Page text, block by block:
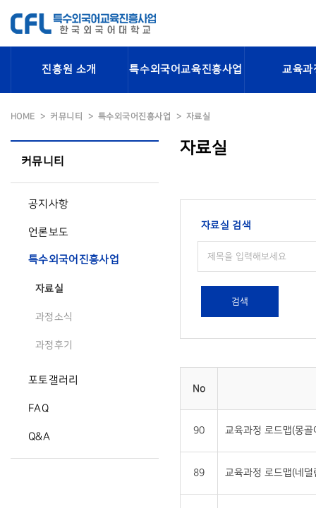
진흥원 소개 특수외국어교육진흥사업 교육과
HOME 커뮤니티 특수외국어진흥사업 자료실
커뮤니티
공지사항
언론보도
특수외국어진흥사업
자료실
과정소식
과정후기
포토갤러리
FAQ
Q&A
자료실
자료실 검색
검색
No
90 교육과정 로드맵(몽골
89 교육과정 로드맵(네덜